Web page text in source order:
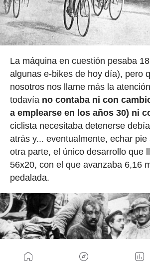
La máquina en cuestión pesaba
algunas e-bikes de hoy día), pero
nosotros nos llame más la
todavía no contaba ni con
a emplearse en los años 30) ni
ciclista necesitaba detenerse
atrás y... eventualmente, echar pie
otra parte, el único desarrollo que
56x20, con el que avanzaba 6,16
pedalada.